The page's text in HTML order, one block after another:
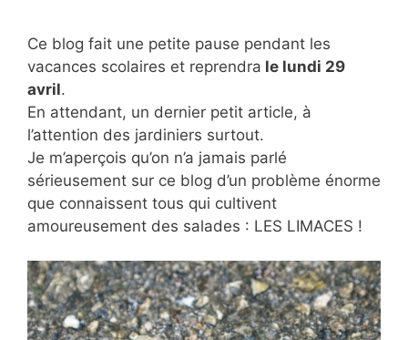
Ce blog fait une petite pause pendant les
vacances scolaires et reprendra le lundi 29
avril.
En attendant, un dernier petit article, à
l’attention des jardiniers surtout.
Je m’aperçois qu’on n’a jamais parlé
sérieusement sur ce blog d’un problème énorme
que connaissent tous qui cultivent
amoureusement des salades : LES LIMACES !